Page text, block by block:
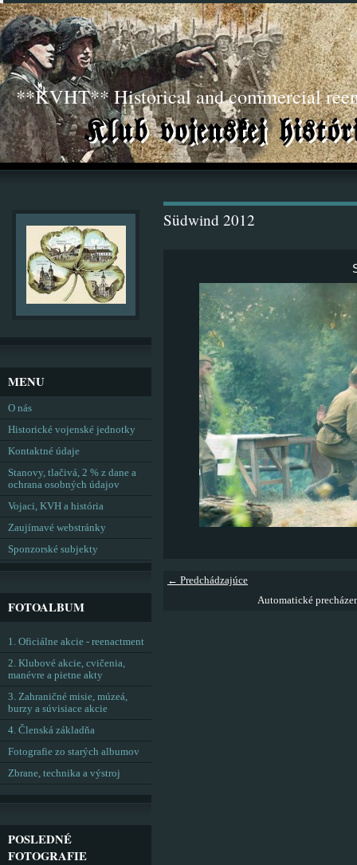
**KVHT** Historical and commercial
Südwind 2012
← Predchádzajúce
Automatické
MENU
O nás
Historické vojenské jednotky
Kontaktné údaje
Stanovy, tlačivá, 2 % z dane a
ochrana osobných údajov
Vojaci, KVH a história
Zaujímavé webstránky
Sponzorské subjekty
FOTOALBUM
1. Oficiálne akcie - reenactment
2. Klubové akcie, cvičenia,
manévre a pietne akty
3. Zahraničné misie, múzeá,
burzy a súvisiace akcie
4. Členská základňa
Fotografie zo starých albumov
Zbrane, technika a výstroj
POSLEDNÉ
FOTOGRAFIE